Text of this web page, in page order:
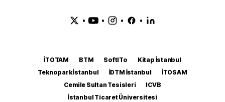
• • • •
İTOTAM BTM SoftITo
Kitap İstanbul
Teknopark İstanbul
İDTM İstanbul
İTOSAM
Cemile Sultan Tesisleri
ICVB
İstanbul Ticaret Üniversitesi